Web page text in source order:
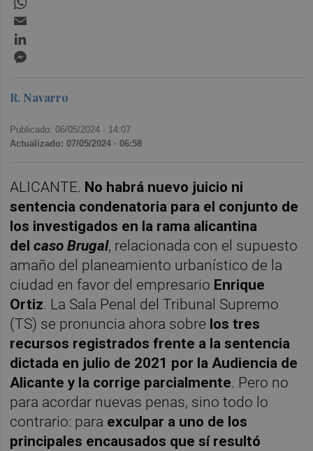
R. Navarro
Publicado: 06/05/2024 · 14:07
Actualizado: 07/05/2024 · 06:58
ALICANTE. No habrá nuevo juicio ni
sentencia condenatoria para el conjunto de
los investigados en la rama alicantina
delcaso Brugal, relacionada con el supuesto
amaño del planeamiento urbanístico de la
ciudad en favor del empresario Enrique
Ortiz. La Sala Penal del Tribunal Supremo
(TS) se pronuncia ahora sobre los tres
recursos registrados frente a la sentencia
dictada en julio de 2021 por la Audiencia de
Alicante y la corrige parcialmente. Pero no
para acordar nuevas penas, sino todo lo
contrario: para exculpar a uno de los
principales encausados que sí resultó